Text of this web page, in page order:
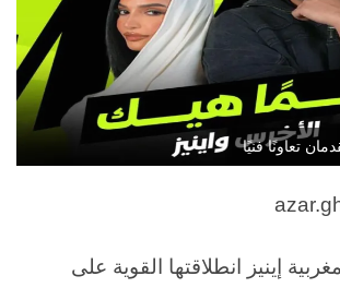
تعاونًا فنيًا
إينيز انطلاقتها القوية على